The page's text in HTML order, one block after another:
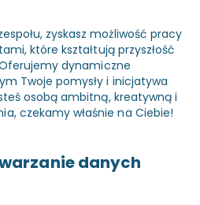
zyskasz możliwość pracy
które kształtują przyszłość
dynamiczne
Twoje pomysły i inicjatywa
osobą ambitną, kreatywną i
czekamy właśnie na Ciebie!
danych